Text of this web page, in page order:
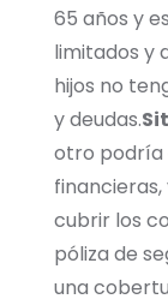
65 años y
limitados y
hijos no
y deudas.
otro podría
cubrir los
póliza de
una